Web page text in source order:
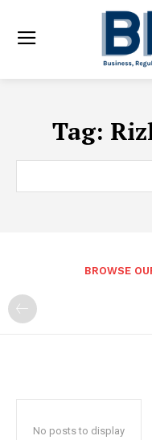
Tag:
BROWSE
No posts to display